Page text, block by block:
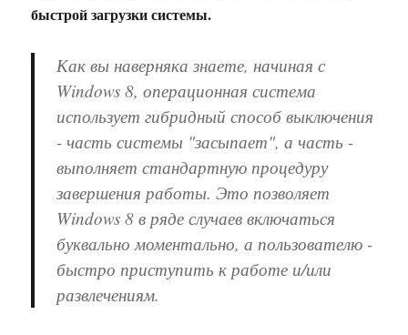
быстрой загрузки системы.
Как вы наверняка знаете, начиная с
Windows 8, операционная система
использует гибридный способ выключения
- часть системы "засыпает", а часть -
выполняет стандартную процедуру
завершения работы. Это позволяет
Windows 8 в ряде случаев включаться
буквально моментально, а пользователю -
быстро приступить к работе и/или
развлечениям.